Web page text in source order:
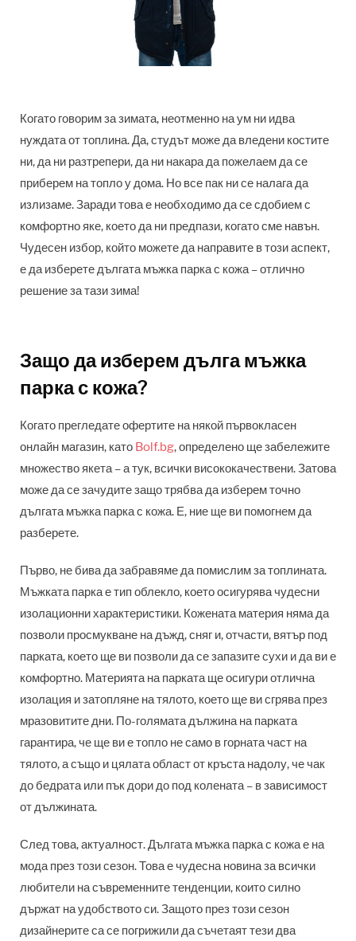
Когато говорим за зимата, неотменно на ум ни идва
нуждата от топлина. Да, студът може да вледени костите
ни, да ни разтрепери, да ни накара да пожелаем да се
приберем на топло у дома. Но все пак ни се налага да
излизаме. Заради това е необходимо да се сдобием с
комфортно яке, което да ни предпази, когато сме навън.
Чудесен избор, който можете да направите в този аспект,
е да изберете дългата мъжка парка с кожа – отлично
решение за тази зима!
Защо да изберем дълга мъжка
парка с кожа?
Когато прегледате офертите на някой първокласен
онлайн магазин, като Bolf.bg, определено ще забележите
множество якета – а тук, всички висококачествени. Затова
може да се зачудите защо трябва да изберем точно
дългата мъжка парка с кожа. Е, ние ще ви помогнем да
разберете.
Първо, не бива да забравяме да помислим за топлината.
Мъжката парка е тип облекло, което осигурява чудесни
изолационни характеристики. Кожената материя няма да
позволи просмукване на дъжд, сняг и, отчасти, вятър под
парката, което ще ви позволи да се запазите сухи и да ви е
комфортно. Материята на парката ще осигури отлична
изолация и затопляне на тялото, което ще ви сгрява през
мразовитите дни. По-голямата дължина на парката
гарантира, че ще ви е топло не само в горната част на
тялото, а също и цялата област от кръста надолу, че чак
до бедрата или пък дори до под колената – в зависимост
от дължината.
След това, актуалност. Дългата мъжка парка с кожа е на
мода през този сезон. Това е чудесна новина за всички
любители на съвременните тенденции, които силно
държат на удобството си. Защото през този сезон
дизайнерите са се погрижили да съчетаят тези два